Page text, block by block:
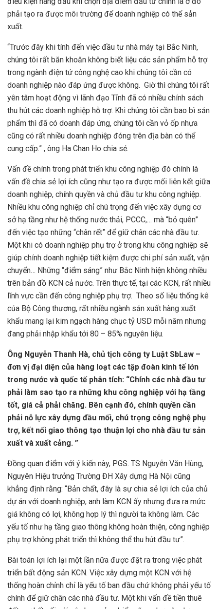
phải tạo ra được môi trường để doanh nghiệp có thể sản
xuất.
“Trước đây khi tính đến việc đầu tư nhà máy tại Bắc Ninh,
chúng tôi rất băn khoăn không biết liệu các sản phẩm hỗ trợ
trong ngành điện tử công nghệ cao khi chúng tôi cần có
doanh nghiệp nào đáp ứng được không. Giờ thì chúng tôi rất
yên tâm hoạt động vì lãnh đạo Tỉnh đã có nhiều chính sách
thu hút các doanh nghiệp hỗ trợ. Khi chúng tôi cần bao bì sản
phẩm thì đã có doanh đáp ứng, chúng tôi cần vỏ ốp nhựa
cũng có rất nhiều doanh nghiệp đóng trên địa bàn có thể
cung cấp.” , ông Ha Chan Ho chia sẻ.
Vấn đề chính trong phát triển khu công nghiệp đó chính là
vấn đề chia sẻ lợi ích cũng như tạo ra được mối liên kết giữa
doanh nghiệp, chính quyền và chủ đầu tư khu công nghiệp.
Nhiều khu công nghiệp chỉ chú trọng đến việc xây dựng cơ
sở hạ tầng như hệ thống nước thải, PCCC,… mà “bỏ quên”
đến việc tạo những “chân rết” để giữ chân các nhà đầu tư.
Một khi có doanh nghiệp phụ trợ ở trong khu công nghiệp sẽ
giúp chính doanh nghiệp tiết kiệm được chi phí sản xuất, vận
chuyển… Những “điểm sáng” như Bắc Ninh hiện không nhiều
trên bản đồ KCN cả nước. Trên thực tế, tại các KCN, rất nhiều
lĩnh vực cần đến công nghiệp phụ trợ. Theo số liệu thống kê
của Bộ Công thương, rất nhiều ngành sản xuất hàng xuất
khẩu mang lại kim ngạch hàng chục tỷ USD mỗi năm nhưng
đang phải nhập khẩu tới 80 – 85% nguyên liệu.
Ông Nguyễn Thanh Hà, chủ tịch công ty Luật SbLaw –
đơn vị đại diện của hàng loạt các tập đoàn kinh tế lớn
trong nước và quốc tế phân tích: “Chính các nhà đầu tư
phải làm sao tạo ra những khu công nghiệp với hạ tầng
tốt, giá cả phải chăng. Bên cạnh đó, chính quyền cần
phải nỗ lực xây dựng đầu mối, chú trọng công nghệ phụ
trợ, kết nối giao thông tạo thuận lợi cho nhà đầu tư sản
xuất và xuất cảng. ”
Đồng quan điểm với ý kiến này, PGS. TS Nguyễn Văn Hùng,
Nguyên Hiệu trưởng Trường ĐH Xây dựng Hà Nội cũng
khẳng định rằng: “Bản chất, đây là sự chia sẻ lợi ích của chủ
dự án với doanh nghiệp, anh làm KCN ấy nhưng đưa ra mức
giá không có lợi, không hợp lý thì người ta không làm. Các
yếu tố như hạ tầng giao thông không hoàn thiện, công nghiệp
phụ trợ không phát triển thì không thể thu hút đầu tư”.
Bài toán lợi ích lại một lần nữa được đặt ra trong việc phát
triển bất động sản KCN. Việc xây dựng một KCN với hệ
thống hoàn chỉnh chỉ là yếu tố ban đầu chứ không phải yếu tố
chính để giữ chân các nhà đầu tư. Một khi vấn đề tiền thuê